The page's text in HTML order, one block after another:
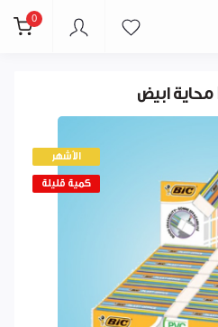
0
الأشهر
كمية قليلة